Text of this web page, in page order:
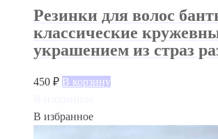
Резинки для волос
классические
украшением из страз
450 ₽ В корзину
В избранное